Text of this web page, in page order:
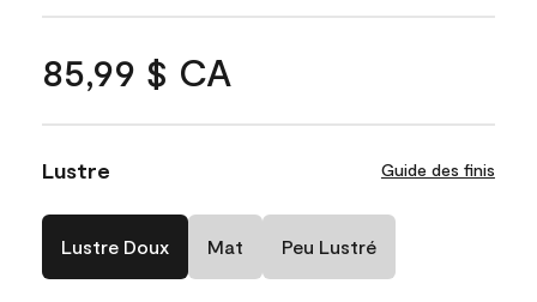
85,99 $ CA
Lustre Guide des finis
Lustre Doux Mat Peu Lustré